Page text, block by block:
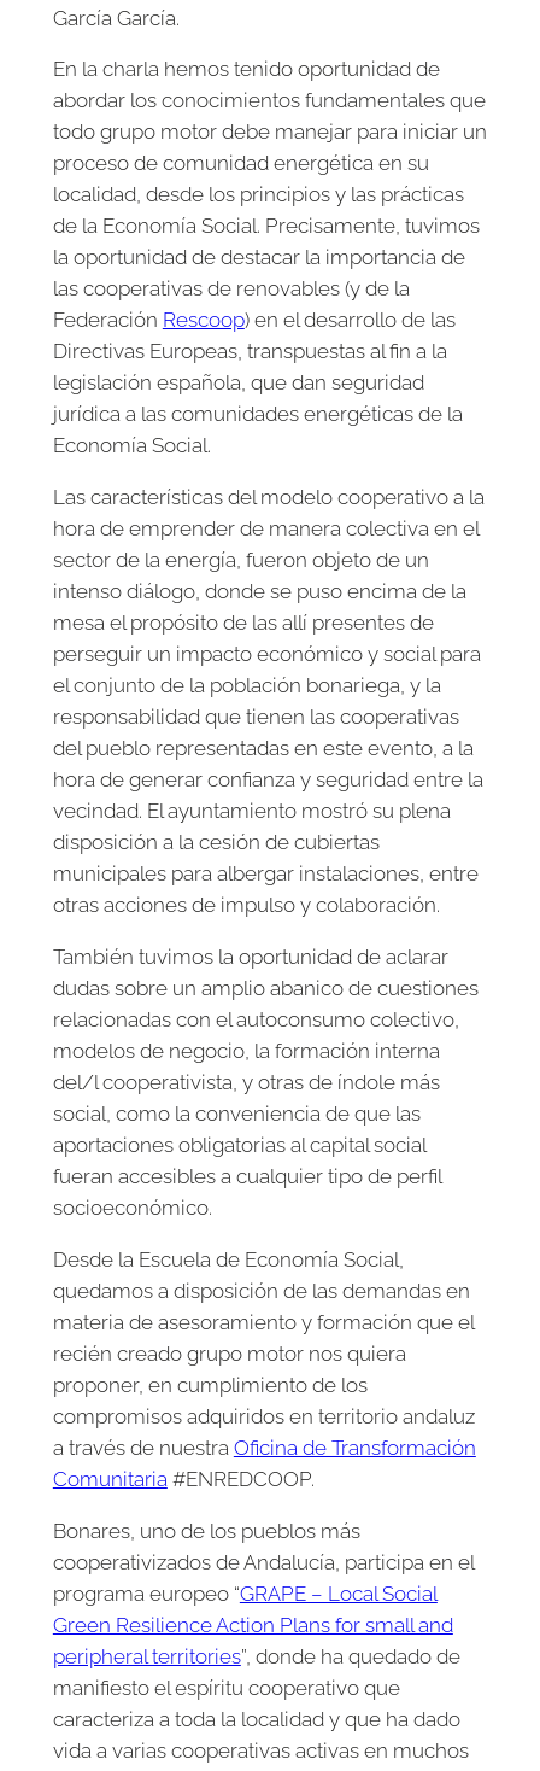
García García.
En la charla hemos tenido oportunidad de
abordar los conocimientos fundamentales que
todo grupo motor debe manejar para iniciar un
proceso de comunidad energética en su
localidad, desde los principios y las prácticas
de la Economía Social. Precisamente, tuvimos
la oportunidad de destacar la importancia de
las cooperativas de renovables (y de la
Federación Rescoop) en el desarrollo de las
Directivas Europeas, transpuestas al fin a la
legislación española, que dan seguridad
jurídica a las comunidades energéticas de la
Economía Social.
Las características del modelo cooperativo a la
hora de emprender de manera colectiva en el
sector de la energía, fueron objeto de un
intenso diálogo, donde se puso encima de la
mesa el propósito de las allí presentes de
perseguir un impacto económico y social para
el conjunto de la población bonariega, y la
responsabilidad que tienen las cooperativas
del pueblo representadas en este evento, a la
hora de generar confianza y seguridad entre la
vecindad. El ayuntamiento mostró su plena
disposición a la cesión de cubiertas
municipales para albergar instalaciones, entre
otras acciones de impulso y colaboración.
También tuvimos la oportunidad de aclarar
dudas sobre un amplio abanico de cuestiones
relacionadas con el autoconsumo colectivo,
modelos de negocio, la formación interna
del/l cooperativista, y otras de índole más
social, como la conveniencia de que las
aportaciones obligatorias al capital social
fueran accesibles a cualquier tipo de perfil
socioeconómico.
Desde la Escuela de Economía Social,
quedamos a disposición de las demandas en
materia de asesoramiento y formación que el
recién creado grupo motor nos quiera
proponer, en cumplimiento de los
compromisos adquiridos en territorio andaluz
a través de nuestra Oficina de Transformación
Comunitaria #ENREDCOOP.
Bonares, uno de los pueblos más
cooperativizados de Andalucía, participa en el
programa europeo “GRAPE – Local Social
Green Resilience Action Plans for small and
peripheral territories”, donde ha quedado de
manifiesto el espíritu cooperativo que
caracteriza a toda la localidad y que ha dado
vida a varias cooperativas activas en muchos